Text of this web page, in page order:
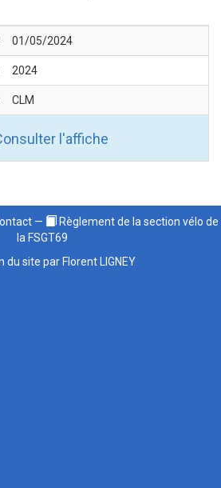
01/05/2024
2024
CLM
l'affiche
—
Règlement de la section vélo de
la FSGT69
du site par Florent LIGNEY